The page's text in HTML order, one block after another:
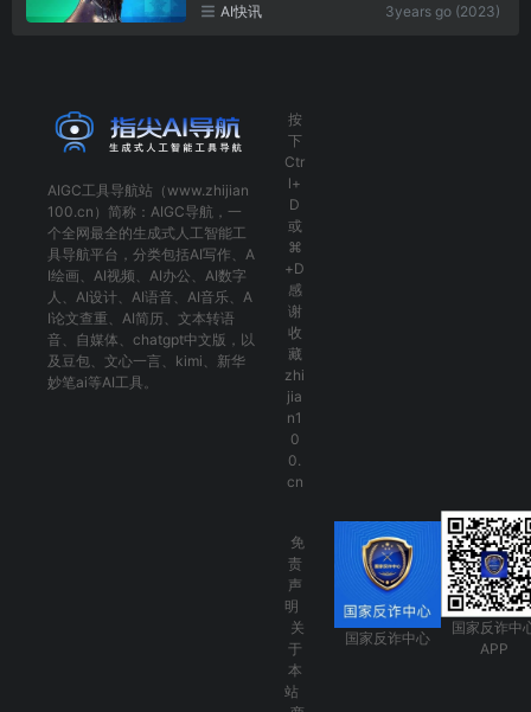
AI快讯 3years go (2023)
AIGC工具导航站（www.zhijian
100.cn）简称： AIGC导航 ，一
个全网最全的生成式人工智能工
具导航平台，分类包括AI写作 、 A
I绘画 、 AI视频 、 AI办公 、 AI数字
人 、 AI设计、 AI语音、 AI音乐、 A
I论文查重 、 AI简历 、 文本转语
音、 自媒体 、 chatgpt中文版 ，以
及 豆包、 文心一言 、 kimi 、 新华
妙笔ai等AI工具。
按
下
Ctr
l+
D
或
⌘
+D
感
谢
收
藏
zhi
jia
n1
0
0.
cn
免
责
声
明
关
于
本
站
国家反诈中心
国家反诈中
APP